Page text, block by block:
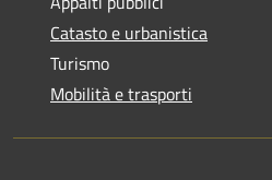
Catasto e urbanistica
Turismo
Mobilità e trasporti